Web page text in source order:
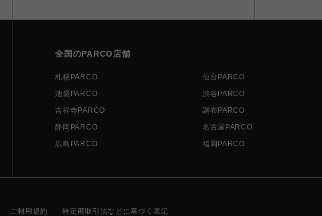
全国のPARCO店舗
札幌PARCO 仙台PARCO
池袋PARCO
渋谷PARCO
吉祥寺PARCO
調布PARCO
静岡PARCO
名古屋PARCO
広島PARCO
福岡PARCO
ご利用規約 特定商取引法などに基づく表記